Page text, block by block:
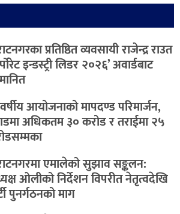
प्रतिष्ठित व्यवसायी राजेन्द्र राउत
इन्डस्ट्री लिडर २०२६’ अवार्डबाट
आयोजनाको मापदण्ड परिमार्जन,
अधिकतम ३० करोड र तराईमा २५
एमालेको सुझाव सङ्कलन:
ओलीको निर्देशन विपरीत नेतृत्वदेखि
पुनर्गठनको माग